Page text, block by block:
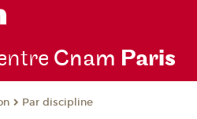
Cnam Paris
Par discipline